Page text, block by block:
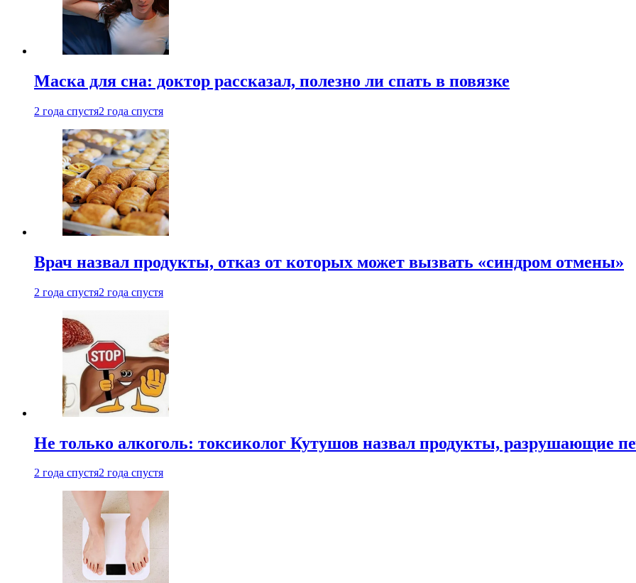
Маска для сна: доктор рассказал, полезно ли спать в повязке
2 года спустя2 года спустя
Врач назвал продукты, отказ от которых может вызвать «синдром отмены»
2 года спустя2 года спустя
Не только алкоголь: токсиколог Кутушов назвал продукты, разрушающие
2 года спустя2 года спустя